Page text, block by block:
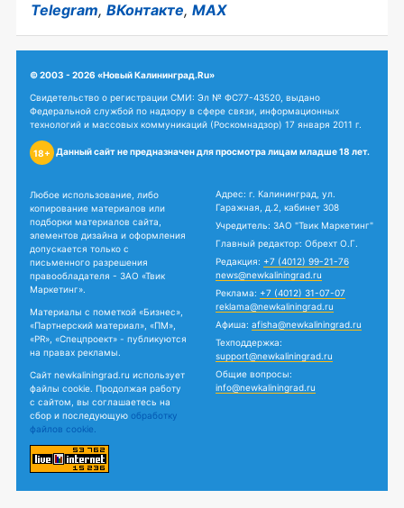
Telegram, ВКонтакте, MAX
© 2003 - 2026 «Новый Калининград.Ru»
Свидетельство о регистрации СМИ: Эл № ФС77-43520, выдано
Федеральной службой по надзору в сфере связи, информационных
технологий и массовых коммуникаций (Роскомнадзор) 17 января 2011 г.
18+ Данный сайт не предназначен для просмотра лицам младше 18 лет.
Любое использование, либо
копирование материалов или
подборки материалов сайта,
элементов дизайна и оформления
допускается только с
письменного разрешения
правообладателя - ЗАО «Твик
Маркетинг».
Материалы с пометкой «Бизнес»,
«Партнерский материал», «ПМ»,
«PR», «Спецпроект» - публикуются
на правах рекламы.
Сайт newkaliningrad.ru использует
файлы cookie. Продолжая работу
с сайтом, вы соглашаетесь на
сбор и последующую обработку
файлов cookie.
Адрес: г. Калининград, ул.
Гаражная, д.2, кабинет 308
Учредитель: ЗАО "Твик Маркетинг"
Главный редактор: Обрехт О.Г.
Редакция: +7 (4012) 99-21-76
news@newkaliningrad.ru
Реклама: +7 (4012) 31-07-07
reklama@newkaliningrad.ru
Афиша: afisha@newkaliningrad.ru
Техподдержка:
support@newkaliningrad.ru
Общие вопросы:
info@newkaliningrad.ru